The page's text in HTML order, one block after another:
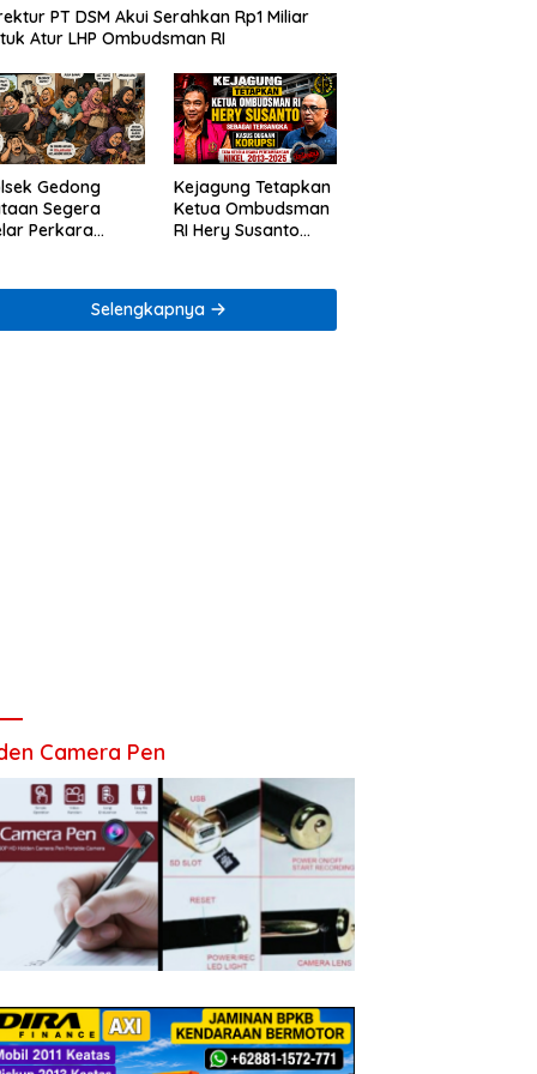
PT DSM Akui Serahkan Rp1 Miliar
Atur LHP Ombudsman RI
Gedong
Segera
Perkara
Lumbirejo
Kejagung Tetapkan
Ketua Ombudsman
RI Hery Susanto
Tata Kelola
Tambang Nikel
Selengkapnya
Camera Pen